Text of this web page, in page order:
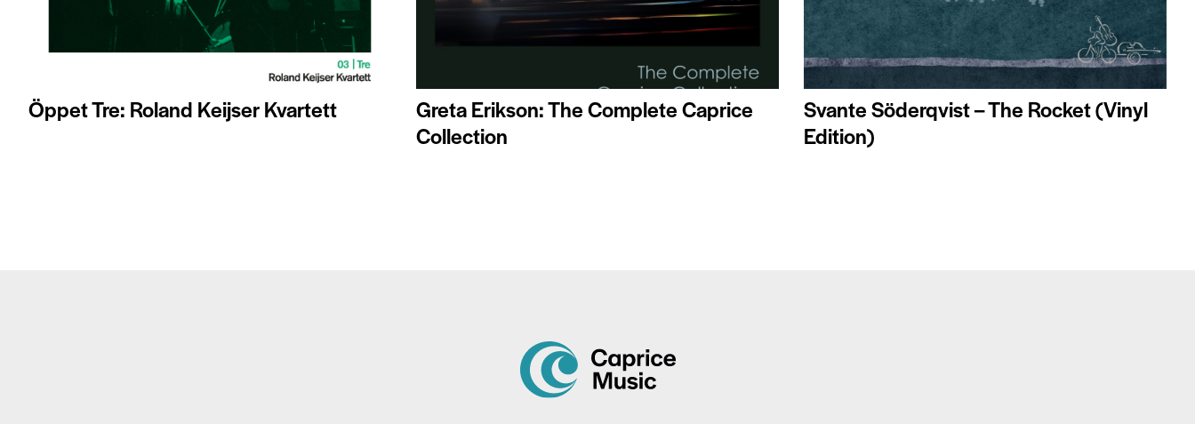
Öppet Tre: Roland Keijser Kvartett
Greta Erikson: The Complete Caprice
Collection
Svante Söderqvist – The Rocket (Vinyl
Edition)